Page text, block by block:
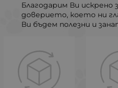
Благодарим Ви искрено
доверието, което ни
Ви бъдем полезни и